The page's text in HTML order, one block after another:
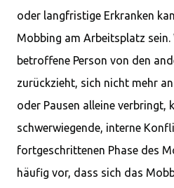
oder langfristige Erkranken
Mobbing am Arbeitsplatz sein.
betroffene Person von den
zurückzieht, sich nicht mehr
oder Pausen alleine verbringt,
schwerwiegende, interne
fortgeschrittenen Phase des
häufig vor, dass sich das